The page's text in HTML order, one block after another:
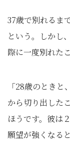
37歳で別れるま
という。しかし
際に一度別れた
「28歳のとき
から切り出した
ほうです。彼は
願望が強くなる